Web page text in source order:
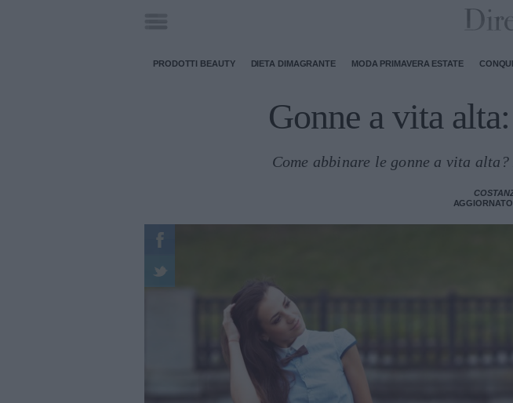
PRODOTTI BEAUTY DIETA DIMAGRANTE MODA PRIMAVERA ESTATE
Gonne a vita
Come abbinare le gonne a vita